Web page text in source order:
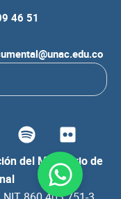
46 51
del Ministerio de
S
p
o
F
l
i
c